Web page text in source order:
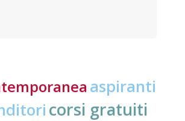
aspiranti
corsi gratuiti